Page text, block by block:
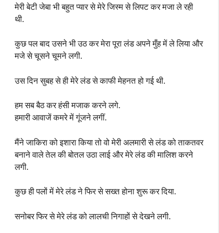
मेरी बेटी जेबा भी बहुत प्यार से मेरे जिस्म से लिपट कर मजा ले रही
थी.
कुछ पल बाद उसने भी उठ कर मेरा पूरा लंड अपने मुँह में ले लिया और
मजे से चूसने चूमने लगी.
उस दिन सुबह से ही मेरे लंड से काफी मेहनत हो गई थी.
हम सब बैठ कर हंसी मजाक करने लगे.
हमारी आवाजें कमरे में गूंजने लगीं.
मैंने जाकिरा को इशारा किया तो वो मेरी अलमारी से लंड को ताकतवर
बनाने वाले तेल की बोतल उठा लाई और मेरे लंड की मालिश करने
लगी.
कुछ ही पलों में मेरे लंड ने फिर से सख्त होना शुरू कर दिया.
सनोबर फिर से मेरे लंड को लालची निगाहों से देखने लगी.